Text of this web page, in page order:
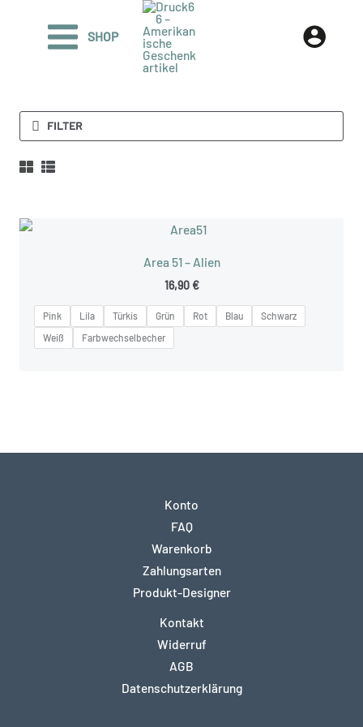
SHOP
FILTER
Area 51 – Alien
16,90 €
Pink Lila Türkis Grün Rot Blau
Schwarz
Weiß
Farbwechselbecher
Konto
FAQ
Warenkorb
Zahlungsarten
Produkt-Designer
Kontakt
Widerruf
AGB
Datenschutzerklärung